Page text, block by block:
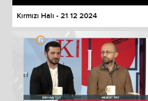
Kırmızı Halı - 21 12 2024